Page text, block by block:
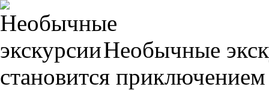
Необычные
становится